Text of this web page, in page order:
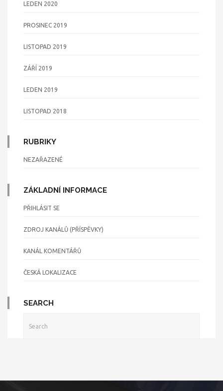
LEDEN 2020
PROSINEC 2019
LISTOPAD 2019
ZÁŘÍ 2019
LEDEN 2019
LISTOPAD 2018
RUBRIKY
NEZAŘAZENÉ
ZÁKLADNÍ INFORMACE
PŘIHLÁSIT SE
ZDROJ KANÁLŮ (PŘÍSPĚVKY)
KANÁL KOMENTÁŘŮ
ČESKÁ LOKALIZACE
SEARCH